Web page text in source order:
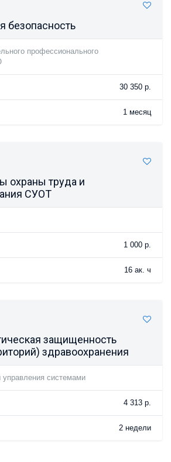
безопасность
профессионального
30 350 р.
1 месяц
охраны труда и
СУОТ
1 000 р.
16 ак. ч
защищенность
здравоохранения
системами
4 313 р.
2 недели